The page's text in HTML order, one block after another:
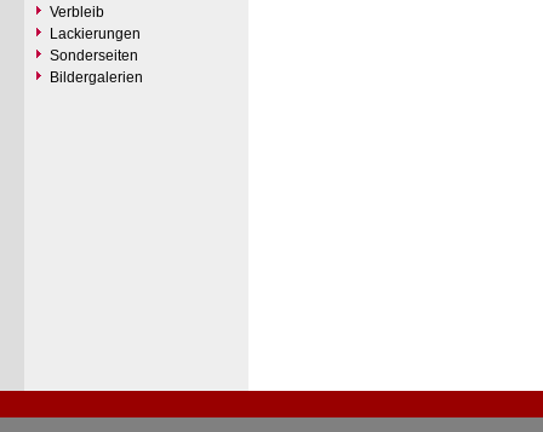
Verbleib
Lackierungen
Sonderseiten
Bildergalerien